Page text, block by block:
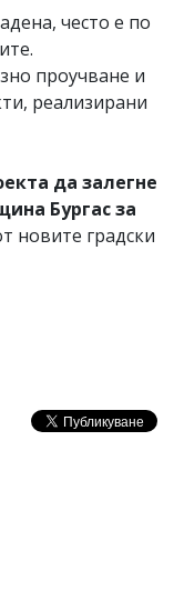
често е по
проучване и
реализирани
да залегне
Бургас за
новите градски